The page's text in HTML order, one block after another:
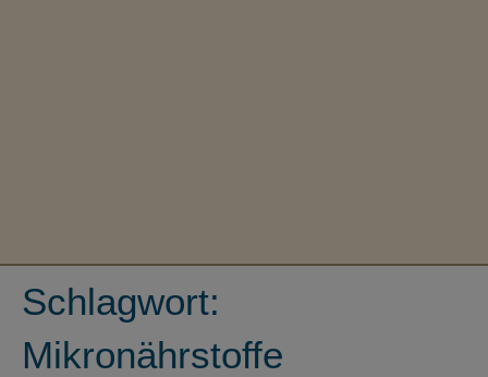
Schlagwort:
Mikronährstoffe